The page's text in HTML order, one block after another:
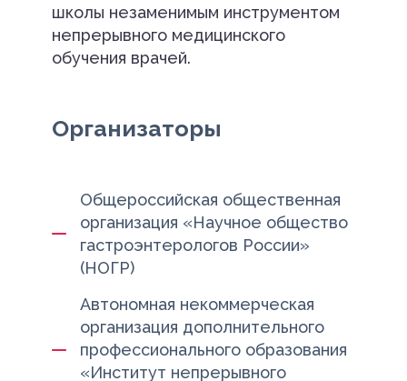
школы незаменимым инструментом
непрерывного медицинского
обучения врачей.
Организаторы
Общероссийская общественная
организация «Научное общество
гастроэнтерологов России»
(НОГР)
Автономная некоммерческая
организация дополнительного
профессионального образования
«Институт непрерывного